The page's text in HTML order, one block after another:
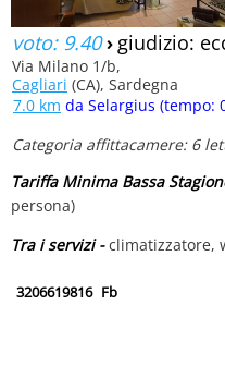
voto: 9.40› giudizio:
Via Milano 1/b,
Cagliari (CA), Sardegna
7.0 km da Selargius (tempo:
Categoria affittacamere: 6
Tariffa Minima Bassa
persona)
Tra i servizi -climatizzatore,
3206619816 Fb